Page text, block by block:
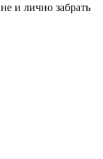
и лично забрать